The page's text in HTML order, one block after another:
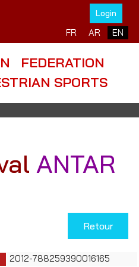
Login
Select your language
FR AR EN
FEDERATION
SPORTS
ANTAR
Retour
2012-788259390016165